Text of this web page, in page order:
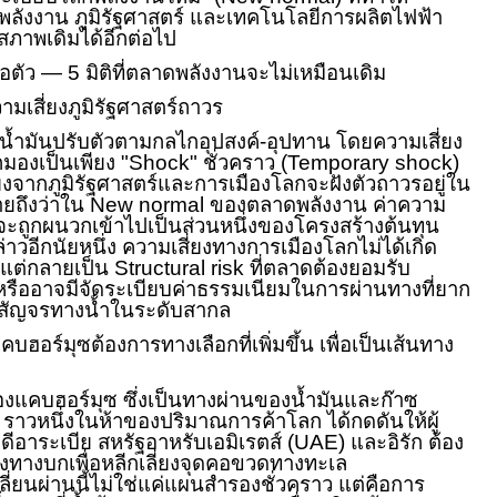
ลังงาน ภูมิรัฐศาสตร์ และเทคโนโลยีการผลิตไฟฟ้า
าพเดิมได้อีกต่อไป
ตัว — 5 มิติที่ตลาดพลังงานจะไม่เหมือนเดิม
เสี่ยงภูมิรัฐศาสตร์ถาวร
ำมันปรับตัวตามกลไกอุปสงค์-อุปทาน โดยความเสี่ยง
องเป็นเพียง "Shock" ชั่วคราว (Temporary shock)
จากภูมิรัฐศาสตร์และการเมืองโลกจะฝังตัวถาวรอยู่ใน
ถึงว่าใน New normal ของตลาดพลังงาน ค่าความ
ถูกผนวกเข้าไปเป็นส่วนหนึ่งของโครงสร้างต้นทุน
วอีกนัยหนึ่ง ความเสี่ยงทางการเมืองโลกไม่ได้เกิด
ต่กลายเป็น Structural risk ที่ตลาดต้องยอมรับ
รืออาจมีจัดระเบียบค่าธรรมเนียมในการผ่านทางที่ยาก
ญจรทางน้ำในระดับสากล
ฮอร์มุซต้องการทางเลือกที่เพิ่มขึ้น เพื่อเป็นเส้นทาง
งแคบฮอร์มุซ ซึ่งเป็นทางผ่านของน้ำมันและก๊าซ
ราวหนึ่งในห้าของปริมาณการค้าโลก ได้กดดันให้ผู้
าระเบีย สหรัฐอาหรับเอมิเรตส์ (UAE) และอิรัก ต้อง
างบกเพื่อหลีกเลี่ยงจุดคอขวดทางทะเล
ลี่ยนผ่านนี้ไม่ใช่แค่แผนสำรองชั่วคราว แต่คือการ